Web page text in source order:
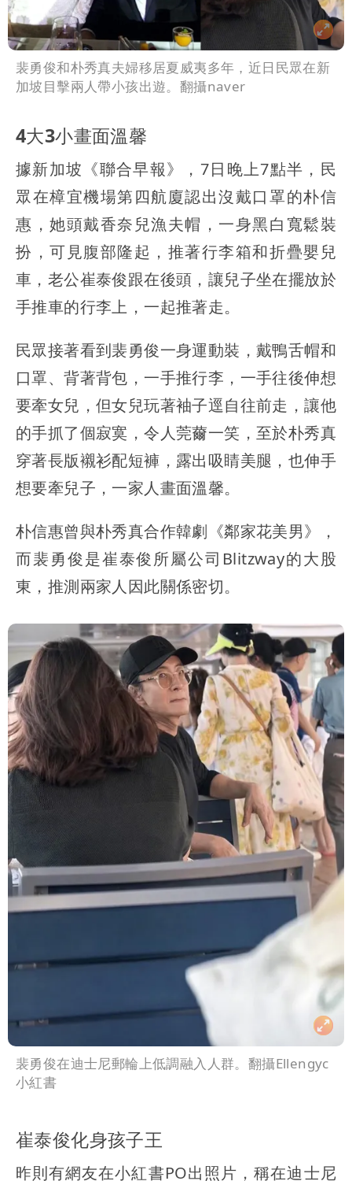
裴勇俊和朴秀真夫婦移居夏威夷多年，近日民眾在新
加坡目擊兩人帶小孩出遊。翻攝naver
4大3小畫面溫馨
據新加坡《聯合早報》，7日晚上7點半，民
眾在樟宜機場第四航廈認出沒戴口罩的朴信
惠，她頭戴香奈兒漁夫帽，一身黑白寬鬆裝
扮，可見腹部隆起，推著行李箱和折疊嬰兒
車，老公崔泰俊跟在後頭，讓兒子坐在擺放於
手推車的行李上，一起推著走。
民眾接著看到裴勇俊一身運動裝，戴鴨舌帽和
口罩、背著背包，一手推行李，一手往後伸想
要牽女兒，但女兒玩著袖子逕自往前走，讓他
的手抓了個寂寞，令人莞薾一笑，至於朴秀真
穿著長版襯衫配短褲，露出吸睛美腿，也伸手
想要牽兒子，一家人畫面溫馨。
朴信惠曾與朴秀真合作韓劇《鄰家花美男》，
而裴勇俊是崔泰俊所屬公司Blitzway的大股
東，推測兩家人因此關係密切。
裴勇俊在迪士尼郵輪上低調融入人群。翻攝Ellengyc
小紅書
崔泰俊化身孩子王
昨則有網友在小紅書PO出照片，稱在迪士尼